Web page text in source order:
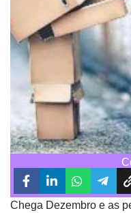
Chega Dezembro e as